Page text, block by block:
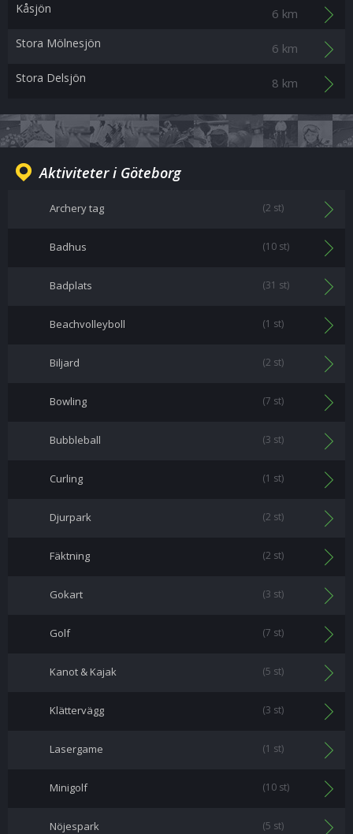
Kåsjön 6 km
Stora Mölnesjön 6 km
Stora Delsjön 8 km
Aktiviteter i Göteborg
Archery tag (2 st)
Badhus (10 st)
Badplats (31 st)
Beachvolleyboll (1 st)
Biljard (2 st)
Bowling (7 st)
Bubbleball (3 st)
Curling (1 st)
Djurpark (2 st)
Fäktning (2 st)
Gokart (3 st)
Golf (7 st)
Kanot & Kajak (5 st)
Klättervägg (3 st)
Lasergame (1 st)
Minigolf (10 st)
Nöjespark (5 st)